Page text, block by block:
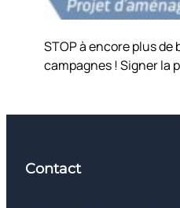
STOP à encore plus de
campagnes ! Signer la
Contact